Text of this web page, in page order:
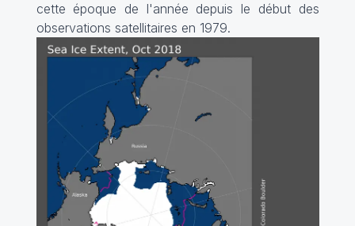
cette époque de l'année depuis le début des
observations satellitaires en 1979.